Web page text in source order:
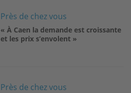
Près de chez vous
« À Caen la demande est croissante
et les prix s’envolent »
Près de chez vous